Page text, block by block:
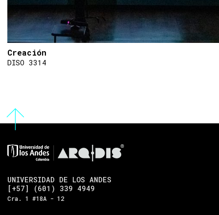
Creación
DISO 3314
UNIVERSIDAD DE LOS ANDES
[+57] (601) 339 4949
Cra. 1 #18A - 12